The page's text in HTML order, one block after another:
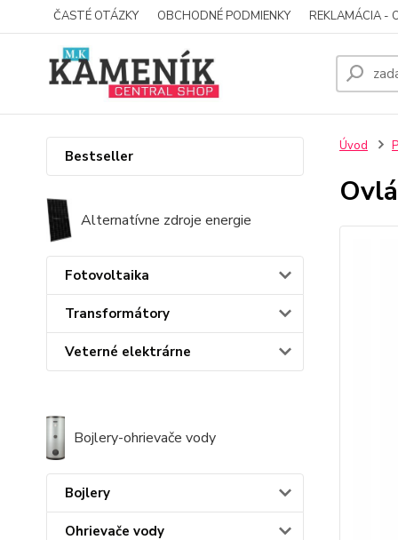
ČASTÉ OTÁZKY OBCHODNÉ PODMIENKY REKLAMÁCIA -
Bestseller
Alternatívne zdroje energie
Fotovoltaika
Transformátory
Veterné elektrárne
Bojlery-ohrievače vody
Bojlery
Ohrievače vody
Úvod